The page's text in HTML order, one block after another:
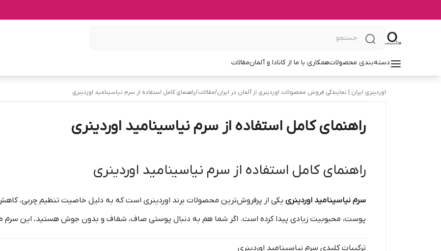
دسته‌بندی محصولاتهمکاری با ما از کانادا و آلمانمقالات
اوردینری ایران | نمایندگی فروش محصولات اوردینری از آلمان در ایران/مقالات/راهنمای کامل استفاده از سرم نیاسینامید اوردینری
راهنمای کامل استفاده از سرم نیاسینامید اوردینری
راهنمای کامل استفاده از سرم نیاسینامید اوردینری
سرم نیاسینامید اوردینری یکی از پرفروش‌ترین محصولات برند اوردینری است که به دلیل خاصیت تنظیم چربی،
پوست، محبوبیت زیادی پیدا کرده است. اگر شما هم به دنبال پوستی صاف، شفاف و بدون جوش هستید، این سرم
ترکیبات کلیدی سرم نیاسینامید اوردینری